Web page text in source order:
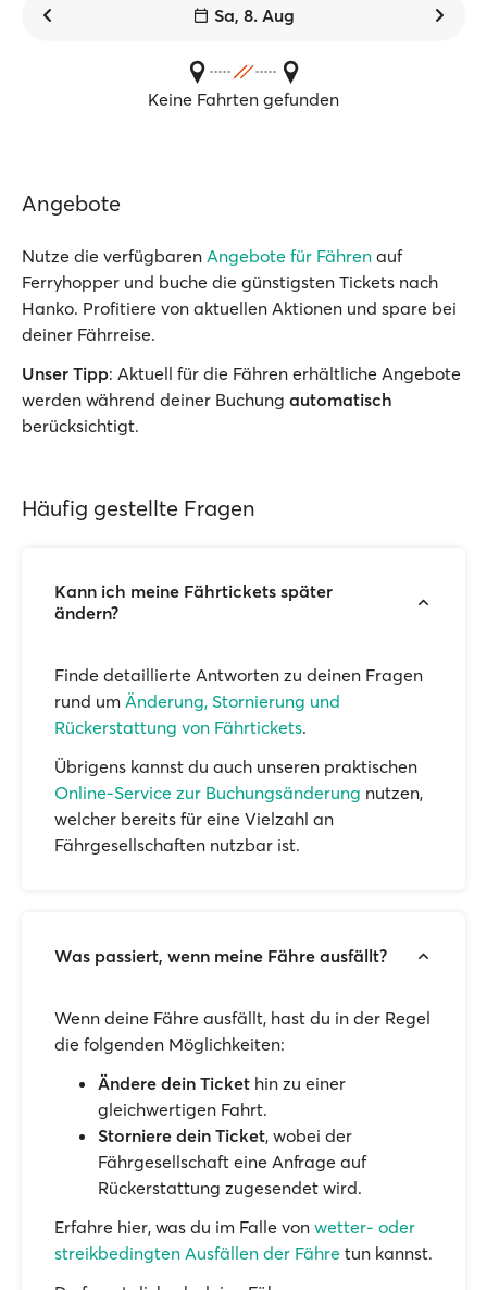
Sa, 8. Aug
Keine Fahrten gefunden
Angebote
Nutze die verfügbaren Angebote für Fähren auf
Ferryhopper und buche die günstigsten Tickets nach
Hanko. Profitiere von aktuellen Aktionen und spare bei
deiner Fährreise.
Unser Tipp: Aktuell für die Fähren erhältliche Angebote
werden während deiner Buchung automatisch
berücksichtigt.
Häufig gestellte Fragen
Kann ich meine Fährtickets später
ändern?
Finde detaillierte Antworten zu deinen Fragen
rund um Änderung, Stornierung und
Rückerstattung von Fährtickets.
Übrigens kannst du auch unseren praktischen
Online-Service zur Buchungsänderung nutzen,
welcher bereits für eine Vielzahl an
Fährgesellschaften nutzbar ist.
Was passiert, wenn meine Fähre ausfällt?
Wenn deine Fähre ausfällt, hast du in der Regel
die folgenden Möglichkeiten:
Ändere dein Ticket hin zu einer
gleichwertigen Fahrt.
Storniere dein Ticket, wobei der
Fährgesellschaft eine Anfrage auf
Rückerstattung zugesendet wird.
Erfahre hier, was du im Falle von wetter- oder
streikbedingten Ausfällen der Fähre tun kannst.